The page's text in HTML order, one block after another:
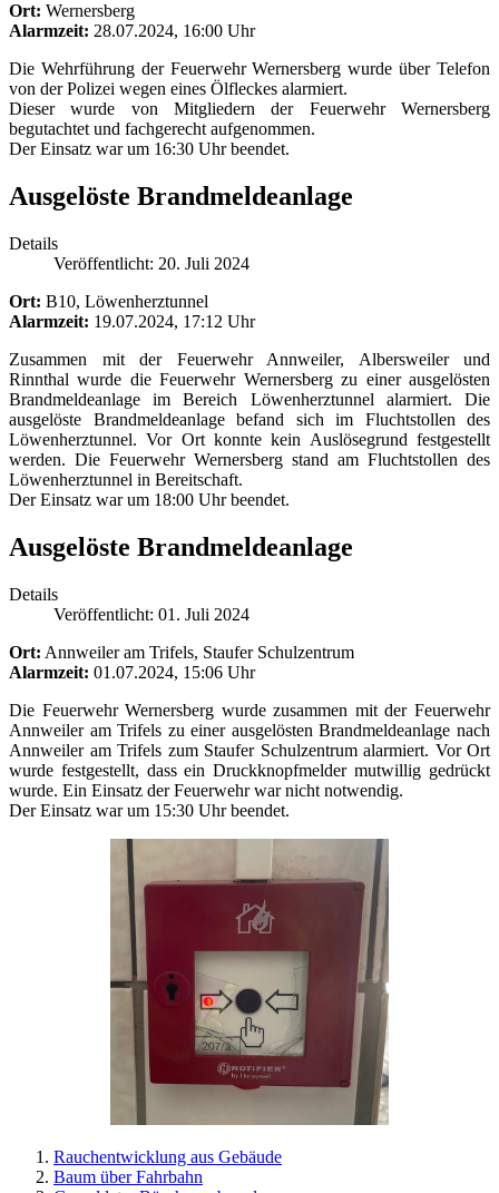
Ort: Wernersberg
Alarmzeit: 28.07.2024, 16:00 Uhr
Die Wehrführung der Feuerwehr Wernersberg wurde über Telefon
von der Polizei wegen eines Ölfleckes alarmiert.
Dieser wurde von Mitgliedern der Feuerwehr Wernersberg
begutachtet und fachgerecht aufgenommen.
Der Einsatz war um 16:30 Uhr beendet.
Ausgelöste Brandmeldeanlage
Details
Veröffentlicht: 20. Juli 2024
Ort: B10, Löwenherztunnel
Alarmzeit: 19.07.2024, 17:12 Uhr
Zusammen mit der Feuerwehr Annweiler, Albersweiler und
Rinnthal wurde die Feuerwehr Wernersberg zu einer ausgelösten
Brandmeldeanlage im Bereich Löwenherztunnel alarmiert. Die
ausgelöste Brandmeldeanlage befand sich im Fluchtstollen des
Löwenherztunnel. Vor Ort konnte kein Auslösegrund festgestellt
werden. Die Feuerwehr Wernersberg stand am Fluchtstollen des
Löwenherztunnel in Bereitschaft.
Der Einsatz war um 18:00 Uhr beendet.
Ausgelöste Brandmeldeanlage
Details
Veröffentlicht: 01. Juli 2024
Ort: Annweiler am Trifels, Staufer Schulzentrum
Alarmzeit: 01.07.2024, 15:06 Uhr
Die Feuerwehr Wernersberg wurde zusammen mit der Feuerwehr
Annweiler am Trifels zu einer ausgelösten Brandmeldeanlage nach
Annweiler am Trifels zum Staufer Schulzentrum alarmiert. Vor Ort
wurde festgestellt, dass ein Druckknopfmelder mutwillig gedrückt
wurde. Ein Einsatz der Feuerwehr war nicht notwendig.
Der Einsatz war um 15:30 Uhr beendet.
Rauchentwicklung aus Gebäude
Baum über Fahrbahn